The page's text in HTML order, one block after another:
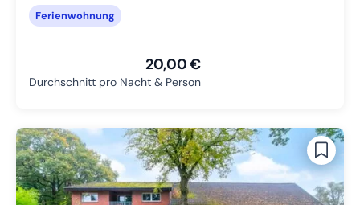
Ferienwohnung
20,00 €
Durchschnitt pro Nacht & Person